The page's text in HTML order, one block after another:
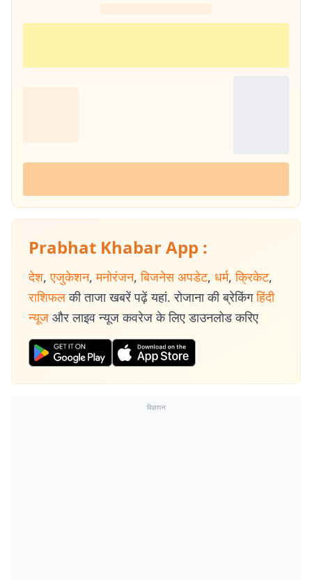
Prabhat Khabar App :
देश, एजुकेशन, मनोरंजन, बिजनेस अपडेट, धर्म, क्रिकेट,
राशिफल की ताजा खबरें पढ़ें यहां. रोजाना की ब्रेकिंग हिंदी
न्यूज और लाइव न्यूज कवरेज के लिए डाउनलोड करिए
विज्ञापन